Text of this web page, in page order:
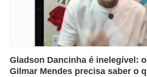
?>
Gladson Dancinha é inelegível:
Gilmar Mendes precisa saber o